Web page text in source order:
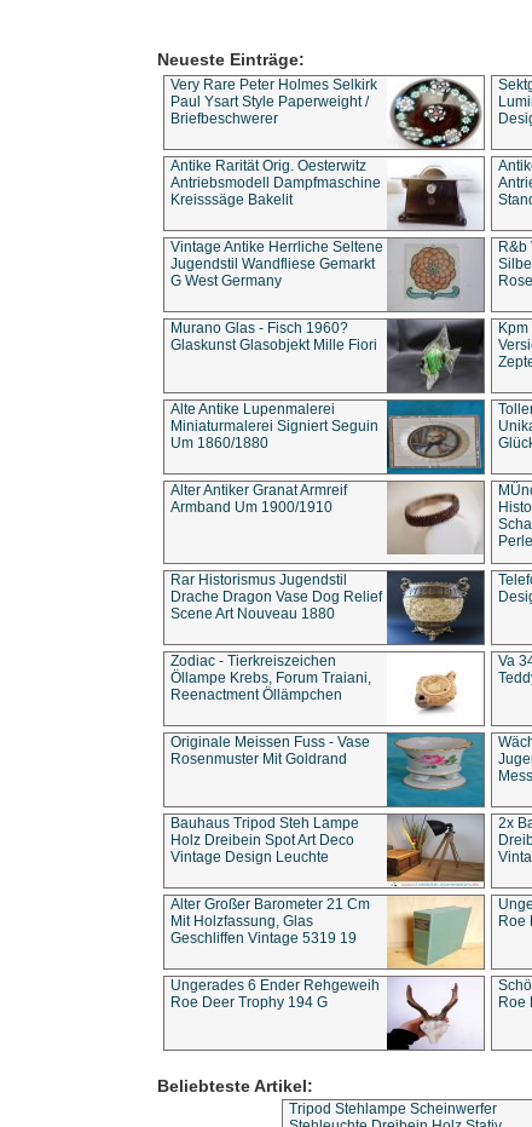
Neueste Einträge:
Very Rare Peter Holmes Selkirk
Paul Ysart Style Paperweight /
Briefbeschwerer
Antike Rarität Orig. Oesterwitz
Antriebsmodell Dampfmaschine
Kreisssäge Bakelit
Vintage Antike Herrliche Seltene
Jugendstil Wandfliese Gemarkt
G West Germany
R&b
Murano Glas - Fisch 1960?
Glaskunst Glasobjekt Mille Fiori
Alte Antike Lupenmalerei
Miniaturmalerei Signiert Seguin
Um 1860/1880
Alter Antiker Granat Armreif
Armband Um 1900/1910
Rar Historismus Jugendstil
Drache Dragon Vase Dog Relief
Scene Art Nouveau 1880
Zodiac - Tierkreiszeichen
Öllampe Krebs, Forum Traiani,
Reenactment Öllämpchen
Va
Originale Meissen Fuss - Vase
Rosenmuster Mit Goldrand
Bauhaus Tripod Steh Lampe
Holz Dreibein Spot Art Deco
Vintage Design Leuchte
2x
Alter Großer Barometer 21 Cm
Mit Holzfassung, Glas
Geschliffen Vintage 5319 19
Roe
Ungerades 6 Ender Rehgeweih
Roe Deer Trophy 194 G
Roe
Beliebteste Artikel:
Tripod Stehlampe Scheinwerfer